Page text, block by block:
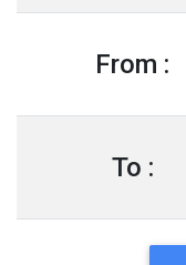
From :
To :